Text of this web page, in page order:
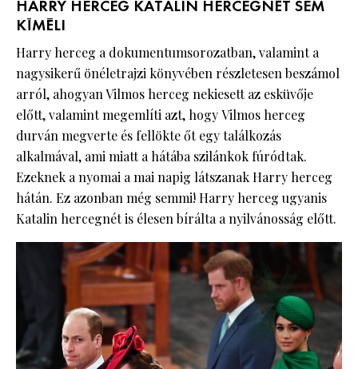
HARRY HERCEG KATALIN HERCEGNÉT SEM
KÍMÉLI
Harry herceg a dokumentumsorozatban, valamint a
nagysikerű önéletrajzi könyvében részletesen beszámol
arról, ahogyan Vilmos herceg nekiesett az esküvője
előtt, valamint megemlíti azt, hogy Vilmos herceg
durván megverte és fellökte őt egy találkozás
alkalmával, ami miatt a hátába szilánkok fúródtak.
Ezeknek a nyomai a mai napig látszanak Harry herceg
hátán. Ez azonban még semmi! Harry herceg ugyanis
Katalin hercegnét is élesen bírálta a nyilvánosság előtt.